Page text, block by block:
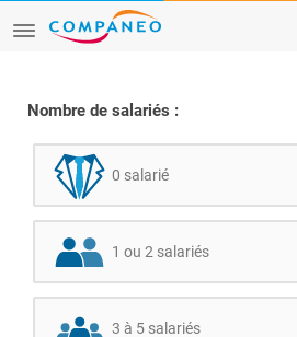
Nombre de salariés :
0 salarié
1 ou 2 salariés
3 à 5 salariés